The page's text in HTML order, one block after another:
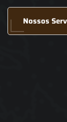
Nossos